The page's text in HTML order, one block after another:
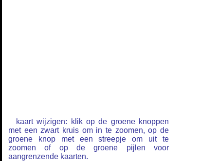
kaart wijzigen: klik op de groene knoppen
met een zwart kruis om in te zoomen, op de
groene knop met een streepje om uit te
zoomen of op de groene pijlen voor
aangrenzende kaarten.